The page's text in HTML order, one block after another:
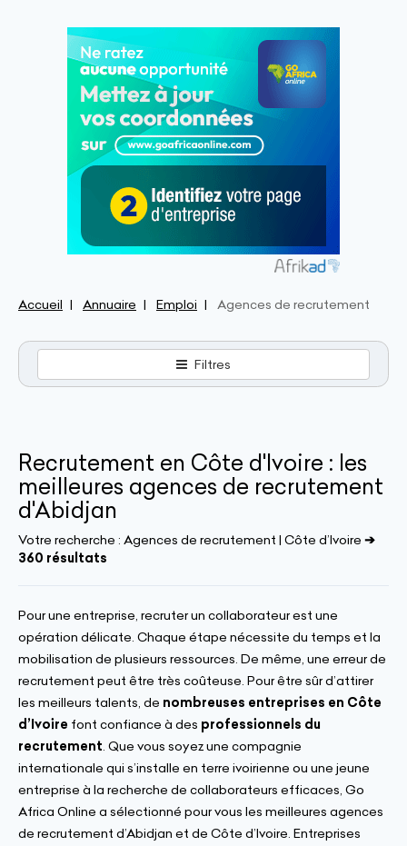
Accueil Annuaire Emploi Agences de recrutement
Filtres
Recrutement en Côte d'Ivoire : les
meilleures agences de recrutement
d'Abidjan
Votre recherche : Agences de recrutement | Côte d’Ivoire ➔
360 résultats
Pour une entreprise, recruter un collaborateur est une
opération délicate. Chaque étape nécessite du temps et la
mobilisation de plusieurs ressources. De même, une erreur de
recrutement peut être très coûteuse. Pour être sûr d’attirer
les meilleurs talents, de nombreuses entreprises en Côte
d’Ivoire font confiance à des professionnels du
recrutement. Que vous soyez une compagnie
internationale qui s’installe en terre ivoirienne ou une jeune
entreprise à la recherche de collaborateurs efficaces, Go
Africa Online a sélectionné pour vous les meilleures agences
de recrutement d’Abidjan et de Côte d’Ivoire. Entreprises